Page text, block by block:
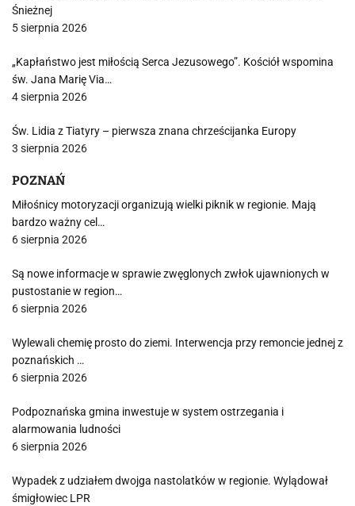
Śnieżnej
5 sierpnia 2026
„Kapłaństwo jest miłością Serca Jezusowego”. Kościół wspomina
św. Jana Marię Via…
4 sierpnia 2026
Św. Lidia z Tiatyry – pierwsza znana chrześcijanka Europy
3 sierpnia 2026
POZNAŃ
Miłośnicy motoryzacji organizują wielki piknik w regionie. Mają
bardzo ważny cel…
6 sierpnia 2026
Są nowe informacje w sprawie zwęglonych zwłok ujawnionych w
pustostanie w region…
6 sierpnia 2026
Wylewali chemię prosto do ziemi. Interwencja przy remoncie jednej z
poznańskich …
6 sierpnia 2026
Podpoznańska gmina inwestuje w system ostrzegania i
alarmowania ludności
6 sierpnia 2026
Wypadek z udziałem dwojga nastolatków w regionie. Wylądował
śmigłowiec LPR